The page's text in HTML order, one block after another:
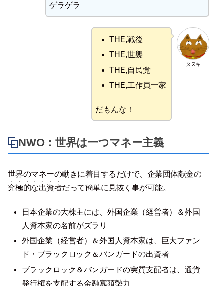
ゲラゲラ
タヌキ
THE,戦後
THE,世襲
THE,自民党
THE,工作員一家
だもんな！
NWO：世界は一つマネー主義
世界のマネーの動きに着目するだけで、企業団体献金の
究極的な出資者
・・・・・・・
だって簡単に見抜く事が可能。
日本企業の大株主には、外国企業（経営者）＆外国
人資本家の名前がズラリ
外国企業（経営者）＆外国人資本家は、巨大ファン
ド・ブラックロック＆バンガードの出資者
ブラックロック＆バンガードの実質支配者は、通貨
発行権を支配する金融寡頭勢力